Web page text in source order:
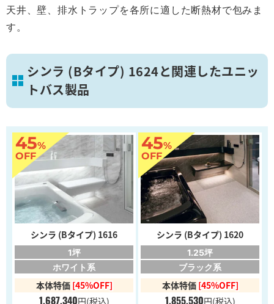
天井、壁、排水トラップを各所に適した断熱材で包みま
す。
シンラ (Bタイプ) 1624と関連したユニッ
トバス製品
45%
OFF
シンラ (Bタイプ) 1616
1坪
ホワイト系
本体特価 [45%OFF]
1,687,340円(税込)
45%
OFF
シンラ (Bタイプ) 1620
1.25坪
ブラック系
本体特価 [45%OFF]
1,855,530円(税込)